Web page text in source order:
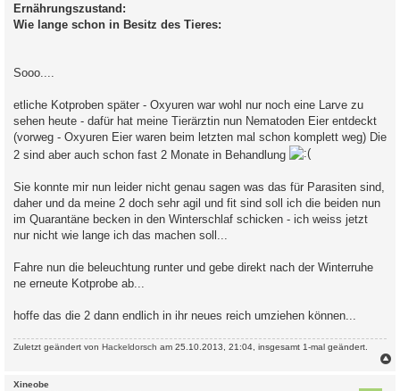
Ernährungszustand:
Wie lange schon in Besitz des Tieres:
Sooo....
etliche Kotproben später - Oxyuren war wohl nur noch eine Larve zu
sehen heute - dafür hat meine Tierärztin nun Nematoden Eier entdeckt
(vorweg - Oxyuren Eier waren beim letzten mal schon komplett weg) Die
2 sind aber auch schon fast 2 Monate in Behandlung
Sie konnte mir nun leider nicht genau sagen was das für Parasiten sind,
daher und da meine 2 doch sehr agil und fit sind soll ich die beiden nun
im Quarantäne becken in den Winterschlaf schicken - ich weiss jetzt
nur nicht wie lange ich das machen soll...
Fahre nun die beleuchtung runter und gebe direkt nach der Winterruhe
ne erneute Kotprobe ab...
hoffe das die 2 dann endlich in ihr neues reich umziehen können...
Zuletzt geändert von Hackeldorsch am 25.10.2013, 21:04, insgesamt 1-mal geändert.
Xineobe